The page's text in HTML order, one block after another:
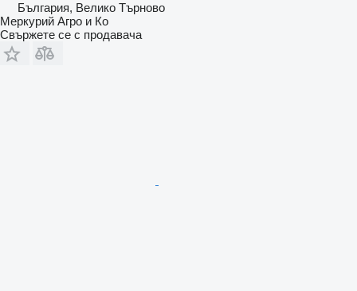
България, Велико Търново
Меркурий Агро и Ко
Свържете се с продавача